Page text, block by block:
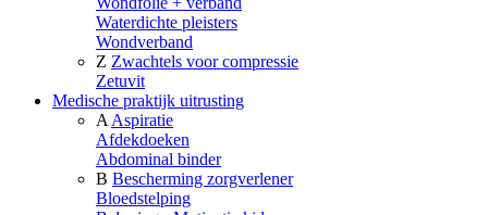
Waterdichte pleisters
Wondverband
Z Zwachtels voor compressie
Zetuvit
Medische praktijk uitrusting
A Aspiratie
Afdekdoeken
Abdominal binder
B Bescherming zorgverlener
Bloedstelping